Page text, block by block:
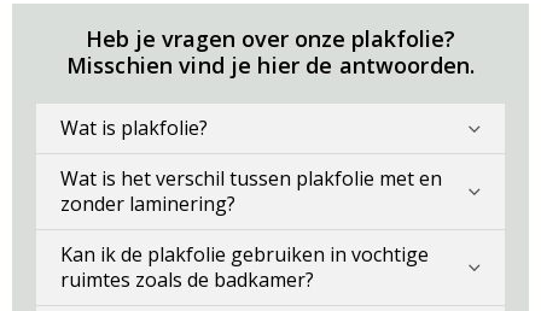
Heb je vragen over onze plakfolie?
Misschien vind je hier de antwoorden.
Wat is plakfolie?
Wat is het verschil tussen plakfolie met en
zonder laminering?
Kan ik de plakfolie gebruiken in vochtige
ruimtes zoals de badkamer?